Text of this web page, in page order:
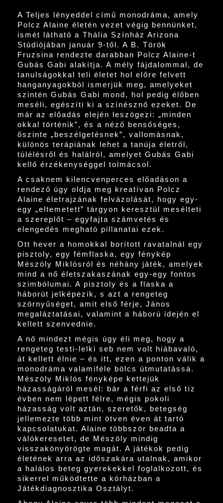
A Teljes lényeddel című monodráma, amely
Polcz Alaine életén vezet végig bennünket,
ismét látható a Thália Színház Arizona
Stúdiójában január 9-től. A B. Török
Fruzsina rendezte darabban Polcz Alaine-t
Gubás Gabi alakítja. A mély fájdalommal, de
tanulságokkal teli életet hol előre felvett
hanganyagokból ismerjük meg, amelyeket
szintén Gubás Gabi mond, hol pedig élőben
meséli, egészíti ki a színésznő ezeket. De
már az előadás elején leszögezi: „minden
okkal történik”, és a néző bensőséges,
őszinte „beszélgetésnek”, vallomásnak,
különös terápiának lehet a tanúja életről,
túlélésről és halálról, amelyet Gubás Gabi
kellő érzékenységgel tolmácsol.
A csaknem kilencvenperces előadáson a
rendező úgy oldja meg kreatívan Polcz
Alaine életrajzának felvázolását, hogy egy-
egy „eltemetett” tárgyon keresztül mesélteti
a szereplőt – egyfajta számvetés és
elengedés megható pillanatai ezek.
Ott hever a homokkal borított ravatalnál egy
pisztoly, egy fémflaska, egy fénykép
Mészöly Miklósról és néhány játék, amelyek
mind a nő életszakaszának egy-egy fontos
szimbólumai. A pisztoly és a flaska a
háborút jelképezik, s azt a rengeteg
szörnyűséget, amit első férje, János
megaláztatásai, valamint a háború idején el
kellett szenvednie.
A nő mindezt mégis úgy éli meg, hogy a
rengeteg testi-lelki seb nem volt hiábavaló,
át kellett élnie – és itt, ezen a ponton válik a
monodráma valamiféle bölcs útmutatássá.
Mészöly Miklós fényképe kettejük
házasságáról mesél: bár a férfi az első tíz
évben nem lépett félre, mégis pokoli
házasság volt aztán, szeretők, betegség
jellemezte több mint ötven éven át tartó
kapcsolatukat. Alaine többször beadta a
válókeresetet, de Mészöly mindig
visszakönyörögte magát. A játékok pedig
életének arra az időszakára utalnak, amikor
a halálos beteg gyerekekkel foglalkozott, és
sikerrel működtette a kórházban a
Játékdiagnosztika Osztályt.